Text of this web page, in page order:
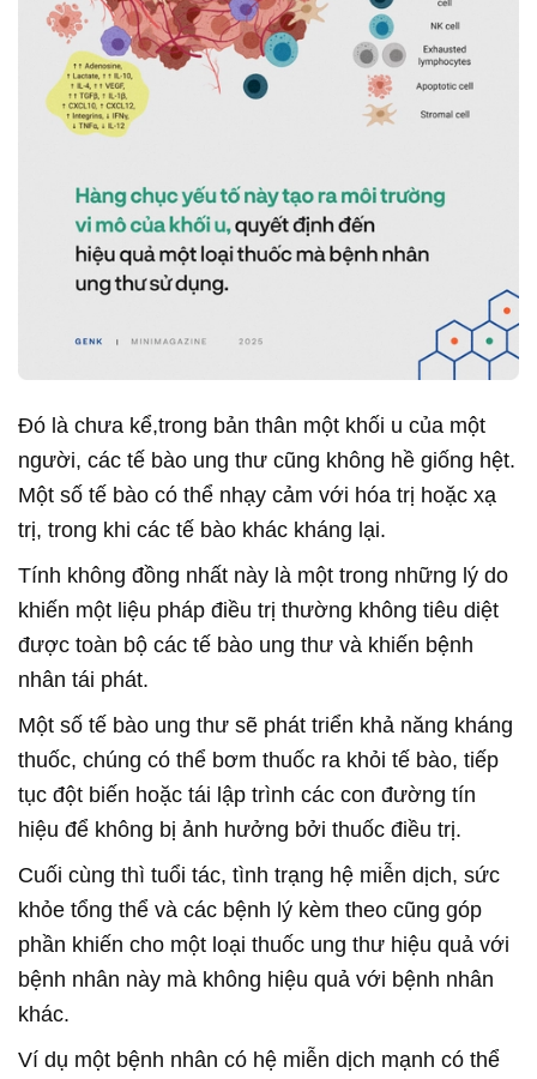
Đó là chưa kể,trong bản thân một khối u của một
người, các tế bào ung thư cũng không hề giống hệt.
Một số tế bào có thể nhạy cảm với hóa trị hoặc xạ
trị, trong khi các tế bào khác kháng lại.
Tính không đồng nhất này là một trong những lý do
khiến một liệu pháp điều trị thường không tiêu diệt
được toàn bộ các tế bào ung thư và khiến bệnh
nhân tái phát.
Một số tế bào ung thư sẽ phát triển khả năng kháng
thuốc, chúng có thể bơm thuốc ra khỏi tế bào, tiếp
tục đột biến hoặc tái lập trình các con đường tín
hiệu để không bị ảnh hưởng bởi thuốc điều trị.
Cuối cùng thì tuổi tác, tình trạng hệ miễn dịch, sức
khỏe tổng thể và các bệnh lý kèm theo cũng góp
phần khiến cho một loại thuốc ung thư hiệu quả với
bệnh nhân này mà không hiệu quả với bệnh nhân
khác.
Ví dụ một bệnh nhân có hệ miễn dịch mạnh có thể